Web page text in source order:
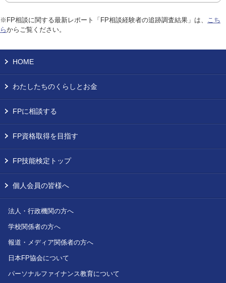
※FP相談に関する最新レポート「FP相談経験者の追跡調査結果」は、 こち
らからご覧ください。
HOME
わたしたちのくらしとお金
FPに相談する
FP資格取得を目指す
FP技能検定トップ
個人会員の皆様へ
法人・行政機関の方へ
学校関係者の方へ
報道・メディア関係者の方へ
日本FP協会について
パーソナルファイナンス教育について